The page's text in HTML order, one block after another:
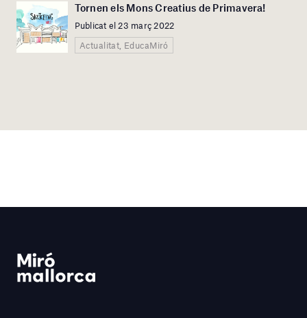
Tornen els Mons Creatius de Primavera!
Publicat el 23 març 2022
Actualitat, EducaMiró